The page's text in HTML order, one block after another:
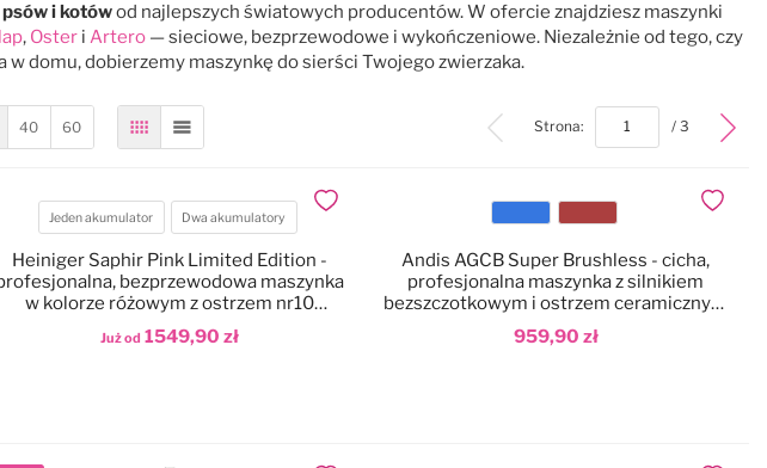
i kotówod najlepszych światowych producentów. W ofercie znajdziesz maszynki
, Oster i Artero — sieciowe, bezprzewodowe i wykończeniowe. Niezależnie od tego, czy
domu, dobierzemy maszynkę do sierści Twojego zwierzaka.
40 60 SiatkaLista Strona:top / 3
Akumulatory
Jeden akumulator Dwa akumulatory
Już od 1549,90 zł
Heiniger Saphir Pink Limited Edition -
bezprzewodowa maszynka
w kolorze różowym z ostrzem nr10
(1,5mm)
Dodaj do ulubionych
Kolor
959,90 zł
Andis AGCB Super Brushless - cicha,
profesjonalna maszynka z silnikiem
bezszczotkowym i ostrzem ceramicznym
1,5mm
Dodaj